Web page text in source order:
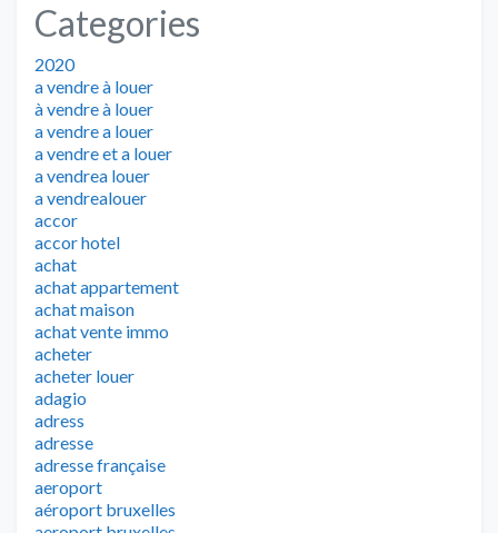
Categories
2020
a vendre à louer
à vendre à louer
a vendre a louer
a vendre et a louer
a vendrea louer
a vendrealouer
accor
accor hotel
achat
achat appartement
achat maison
achat vente immo
acheter
acheter louer
adagio
adress
adresse
adresse française
aeroport
aéroport bruxelles